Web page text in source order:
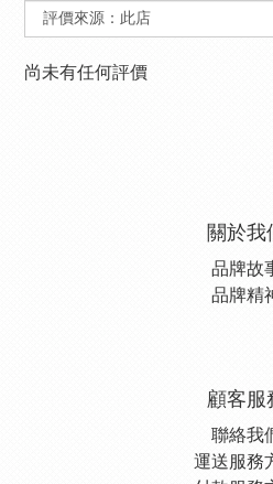
尚未有任何評價
關於我
品牌故
品牌精
顧客服
聯絡我
運送服務